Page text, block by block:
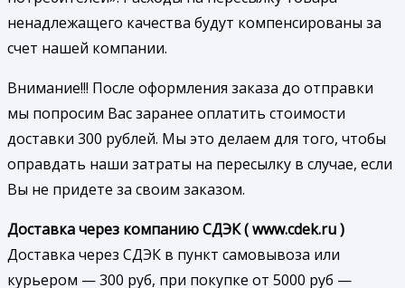
ненадлежащего качества будут компенсированы за
счет нашей компании.
Внимание!!! После оформления заказа до отправки
мы попросим Вас заранее оплатить стоимости
доставки 300 рублей. Мы это делаем для того, чтобы
оправдать наши затраты на пересылку в случае, если
Вы не придете за своим заказом.
Доставка через компанию СДЭК ( www.cdek.ru )
Доставка через СДЭК в пункт самовывоза или
курьером — 300 руб, при покупке от 5000 руб —